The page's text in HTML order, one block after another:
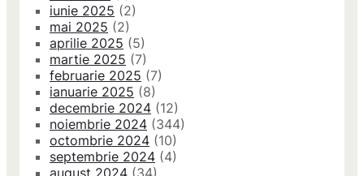
iunie 2025 (2)
mai 2025 (2)
aprilie 2025 (5)
martie 2025 (7)
februarie 2025 (7)
ianuarie 2025 (8)
decembrie 2024 (12)
noiembrie 2024 (344)
octombrie 2024 (10)
septembrie 2024 (4)